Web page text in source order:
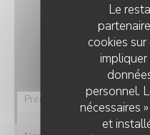
Le
cookies
personnel.
nécessaires
et
Vous
Remplissez le